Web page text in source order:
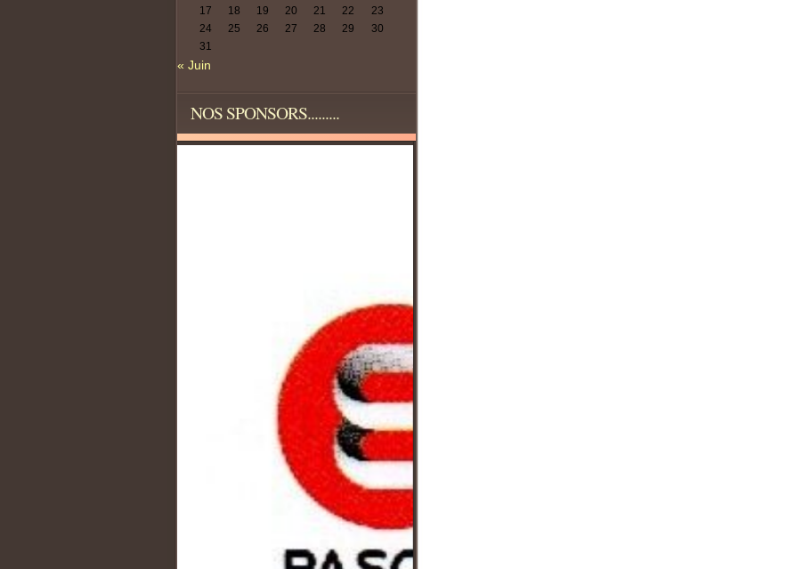
17
18 19 20 21 22
23
24
25 26 27 28 29
30
31
« Juin
NOS SPONSORS.........